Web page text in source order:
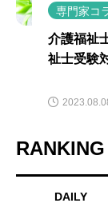
専門家コ
介護福祉
祉士受験
RANKING
DAILY